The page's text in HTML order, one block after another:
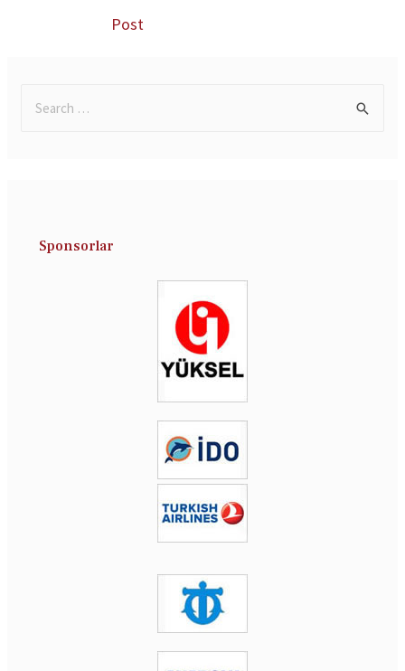
Post
Sponsorlar